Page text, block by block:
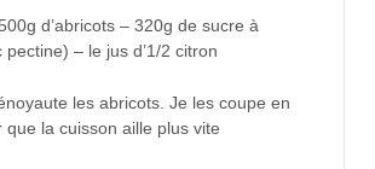
d’abricots – 320g de sucre à
– le jus d’1/2 citron
les abricots. Je les coupe en
que la cuisson aille plus vite